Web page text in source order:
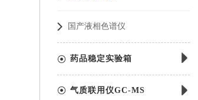
国产液相色谱仪
药品稳定实验箱
气质联用仪GC-MS